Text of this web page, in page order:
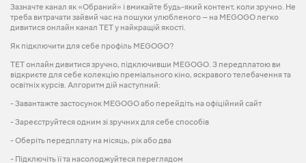
Зазначте канал як «Обраний» і вмикайте будь-який контент, коли зручно. Не
треба витрачати зайвий час на пошуки улюбленого — на MEGOGO легко
дивитися онлайн канал ТЕТ у найкращій якості.
Як підключити для себе профіль MEGOGO?
ТЕТ онлайн дивитися зручно, підключивши MEGOGO. З передплатою ви
відкриєте для себе колекцію преміального кіно, яскравого телебачення та
освітніх курсів. Алгоритм дій наступний:
- Завантажте застосунок MEGOGO або перейдіть на офіційний сайт
- Зареєструйтеся одним зі зручних для себе способів
- Оберіть передплату на місяць, рік або два
- Підключіть її та насолоджуйтеся переглядом